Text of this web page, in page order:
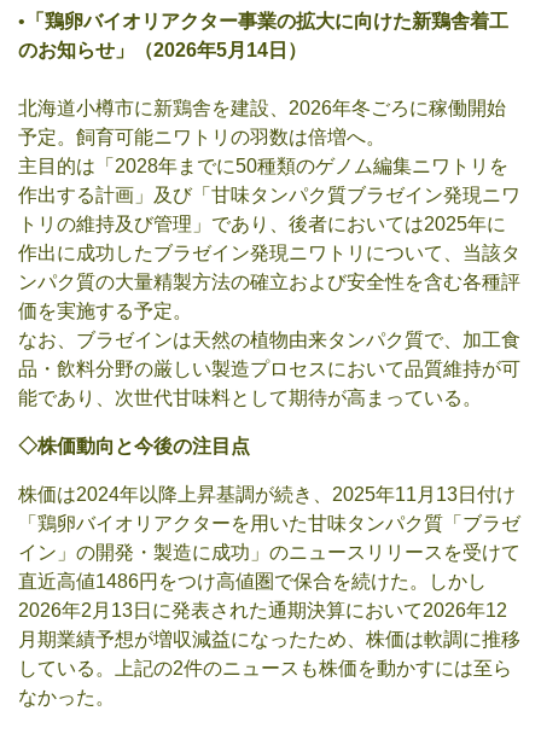
• 「鶏卵バイオリアクター事業の拡大に向けた新鶏舎着工
のお知らせ」（2026年5月 14 日）
北海道小樽市に新鶏舎を建設、2026年冬ごろに稼働開始
予定。飼育可能ニワトリの羽数は倍増へ。
主目的は「2028年までに50種類のゲノム編集ニワトリを
作出する計画」及び「甘味タンパク質ブラゼイン発現ニワ
トリの維持及び管理」であり、後者においては2025年に
作出に成功したブラゼイン発現ニワトリについて、当該タ
ンパク質の大量精製方法の確立および安全性を含む各種評
価を実施する予定。
なお、ブラゼインは天然の植物由来タンパク質で、加工食
品・飲料分野の厳しい製造プロセスにおいて品質維持が可
能であり、次世代甘味料として期待が高まっている。
◇株価動向 と今後の注目点
株価は2024年以降上昇基調が続き、2025年11月13日付け
「鶏卵バイオリアクターを用いた甘味タンパク質「ブラゼ
イン」の開発・製造に成功」のニュースリリースを受けて
直近高値1486円をつけ高値圏で保合を続けた。しかし
2026年2月13日に発表された通期決算において2026年12
月期業績予想が増収減益になったため、株価は軟調に推移
している。上記の2件のニュースも株価を動かすには至ら
なかった。